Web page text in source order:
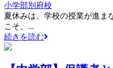
小学部別府校
夏休みは、学校の授業が進ま
こそ、...
続きを読む